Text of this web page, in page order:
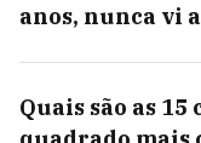
anos, nunca vi
Quais são as